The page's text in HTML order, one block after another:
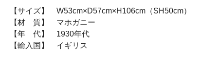
【サイズ】 W53cm×D57cm×H106cm（SH50cm）
【材 質】 マホガニー
【年 代】 1930年代
【輸入国】 イギリス